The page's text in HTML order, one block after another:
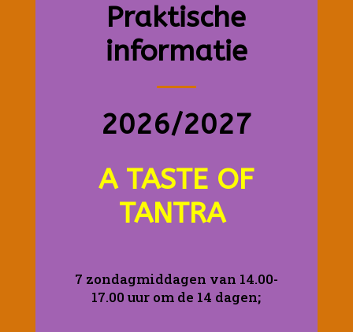
Praktische
informatie
2026/2027
A TASTE OF
TANTRA
7 zondagmiddagen van 14.00-
17.00 uur om de 14 dagen;